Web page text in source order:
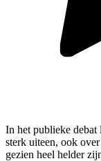
In het publieke debat
sterk uiteen, ook
gezien heel helder